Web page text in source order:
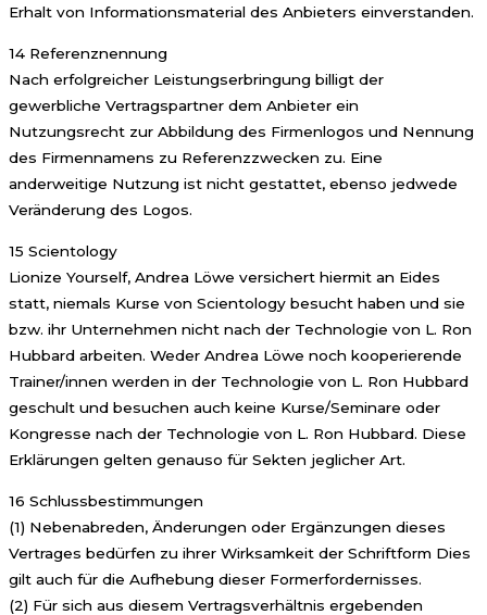
Erhalt von Informationsmaterial des Anbieters einverstanden.
14 Referenznennung
Nach erfolgreicher Leistungserbringung billigt der
gewerbliche Vertragspartner dem Anbieter ein
Nutzungsrecht zur Abbildung des Firmenlogos und Nennung
des Firmennamens zu Referenzzwecken zu. Eine
anderweitige Nutzung ist nicht gestattet, ebenso jedwede
Veränderung des Logos.
15 Scientology
Lionize Yourself, Andrea Löwe versichert hiermit an Eides
statt, niemals Kurse von Scientology besucht haben und sie
bzw. ihr Unternehmen nicht nach der Technologie von L. Ron
Hubbard arbeiten. Weder Andrea Löwe noch kooperierende
Trainer/innen werden in der Technologie von L. Ron Hubbard
geschult und besuchen auch keine Kurse/Seminare oder
Kongresse nach der Technologie von L. Ron Hubbard. Diese
Erklärungen gelten genauso für Sekten jeglicher Art.
16 Schlussbestimmungen
(1) Nebenabreden, Änderungen oder Ergänzungen dieses
Vertrages bedürfen zu ihrer Wirksamkeit der Schriftform Dies
gilt auch für die Aufhebung dieser Formerfordernisses.
(2) Für sich aus diesem Vertragsverhältnis ergebenden